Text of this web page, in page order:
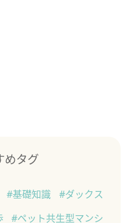
めタグ
#基礎知識
#ダックス
#ペット共生型マンシ